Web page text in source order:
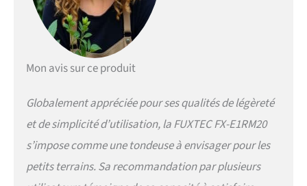
confortablement dans
encombrant) pour une
environnements
sensibles au bruit tels
maison de retraite. La
Mon avis sur ce produit
Globalement appréciée pour ses qualités de légèreté
et de simplicité d’utilisation, la FUXTEC FX-E1RM20
s’impose comme une tondeuse à envisager pour les
petits terrains. Sa recommandation par plusieurs